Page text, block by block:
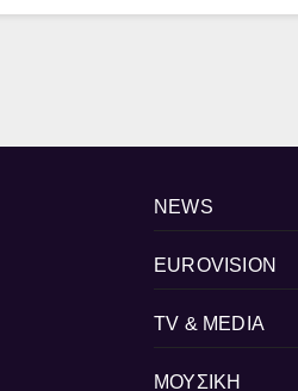
NEWS
EUROVISION
TV & MEDIA
ΜΟΥΣΙΚΗ